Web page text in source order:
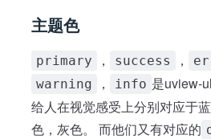
主题色
primary ， success ，
warning ， info 是uview-
给人在视觉感受上分别对应于
色，灰色。 而他们又有对应的